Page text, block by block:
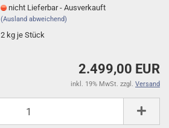
nicht Lieferbar - Ausverkauft
(Ausland abweichend)
2 kg je Stück
2.499,00 EUR
inkl. 19% MwSt. zzgl. Versand